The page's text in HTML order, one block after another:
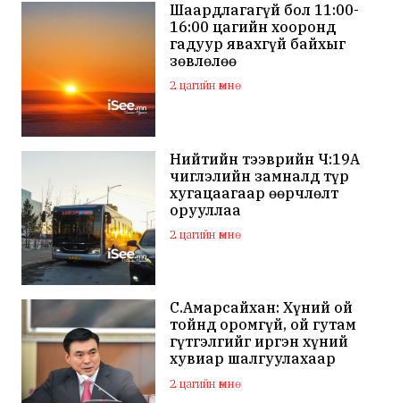
Шаардлагагүй бол 11:00-
16:00 цагийн хооронд
гадуур явахгүй байхыг
зөвлөлөө
2 цагийн өмнө
Нийтийн тээврийн Ч:19А
чиглэлийн замналд түр
хугацаагаар өөрчлөлт
орууллаа
2 цагийн өмнө
С.Амарсайхан: Хүний ой
тойнд оромгүй, ой гутам
гүтгэлгийг иргэн хүний
хувиар шалгуулахаар
хуулийн байгууллагад
хандсан
2 цагийн өмнө